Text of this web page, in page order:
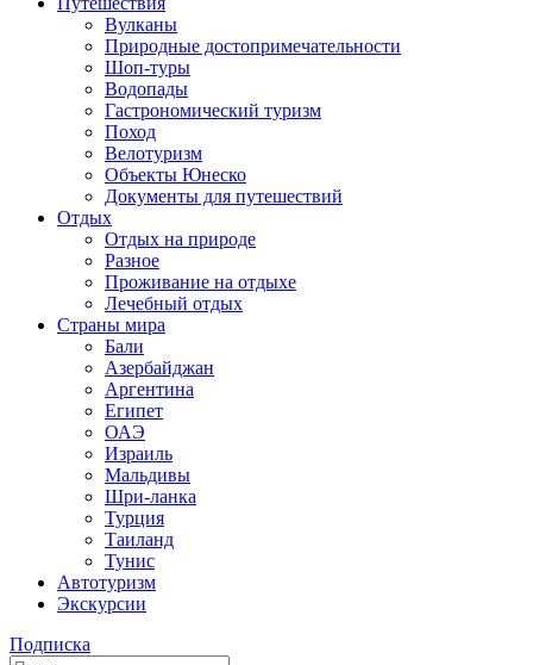
Вулканы
Природные достопримечательности
Шоп-туры
Водопады
Гастрономический туризм
Поход
Велотуризм
Объекты Юнеско
Документы для путешествий
Отдых
Отдых на природе
Разное
Проживание на отдыхе
Лечебный отдых
Страны мира
Бали
Азербайджан
Аргентина
Египет
ОАЭ
Израиль
Мальдивы
Шри-ланка
Турция
Таиланд
Тунис
Автотуризм
Экскурсии
Подписка